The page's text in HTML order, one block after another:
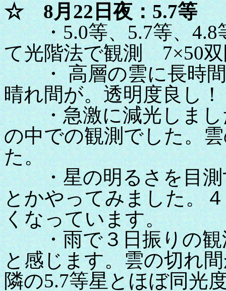
☆ 8月22日夜：5.7等
・5.0等、5.7等、4.8
て光階法で観測 7×50
・ 高層の雲に長時間
晴れ間が。透明度良し！
・急激に減光しまし
の中での観測でした。
た。
・星の明るさを目測
とかやってみました。
くなっています。
・雨で３日振りの観
と感じます。雲の切れ
隣の5.7等星とほぼ同光